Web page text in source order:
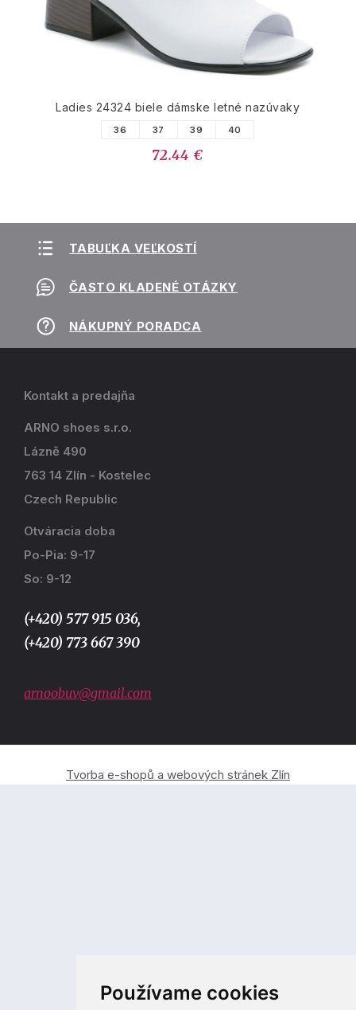
Používame cookies
Ladies 24324 biele dámske letné nazúvaky
36 37 39 40
72.44 €
TABUĽKA VEĽKOSTÍ
ČASTO KLADENÉ OTÁZKY
NÁKUPNÝ PORADCA
Kontakt a predajňa
ARNO shoes s.r.o.
Lázně 490
763 14 Zlín - Kostelec
Czech Republic
Otváracia doba
Po-Pia: 9-17
So: 9-12
(+420) 577 915 036,
(+420) 773 667 390
arnoobuv@gmail.com
Tvorba e-shopů a webových stránek Zlín